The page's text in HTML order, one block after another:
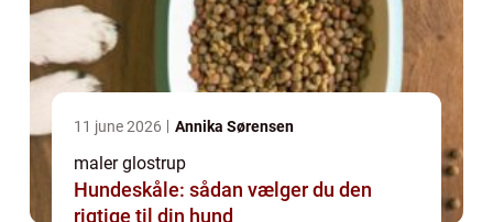
11 june 2026 Annika Sørensen
maler glostrup
Hundeskåle: sådan vælger du den
rigtige til din hund